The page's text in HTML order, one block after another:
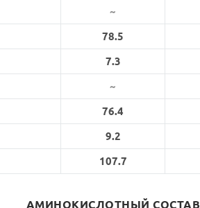
~
78.5
7.3
~
76.4
9.2
107.7
АМИНОКИСЛОТНЫЙ СОСТАВ